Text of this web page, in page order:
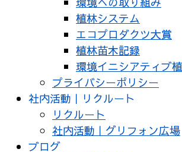
植林システム
エコプロダクツ大賞
植林苗木記録
環境イニシアティブ
プライバシーポリシー
社内活動｜リクルート
リクルート
社内活動｜グリフォン広場
ブログ